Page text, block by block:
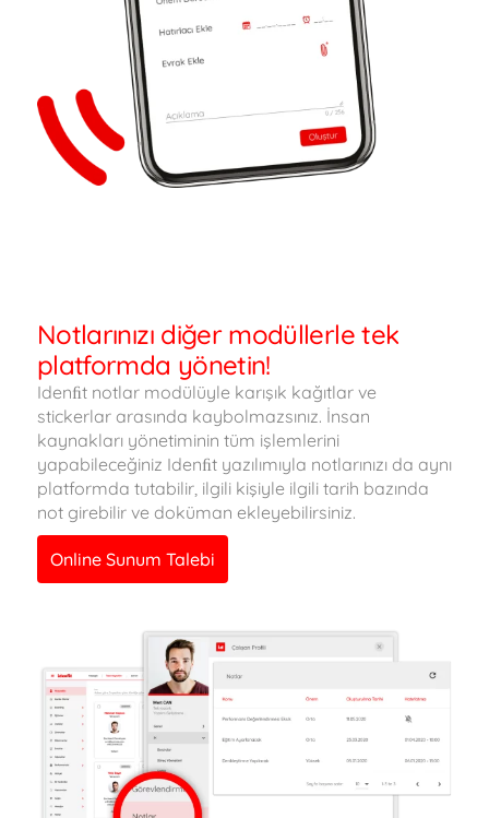
Notlarınızı diğer modüllerle tek
platformda yönetin!
Idenﬁt notlar modülüyle karışık kağıtlar ve
stickerlar arasında kaybolmazsınız. İnsan
kaynakları yönetiminin tüm işlemlerini
yapabileceğiniz Idenﬁt yazılımıyla notlarınızı da aynı
platformda tutabilir, ilgili kişiyle ilgili tarih bazında
not girebilir ve doküman ekleyebilirsiniz.
Online Sunum Talebi